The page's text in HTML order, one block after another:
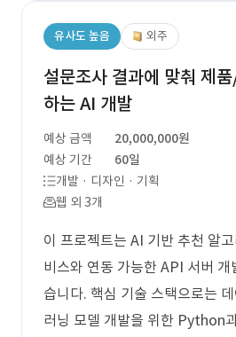
유사도 높음 외주
설문조사 결과에 맞춰 제
하는 AI 개발
예상 금액
20,000,000원
예상 기간
60일
개발 · 디자인 · 기획
웹 외 3개
이 프로젝트는 AI 기반 추천 알
비스와 연동 가능한 API 서버 개
습니다. 핵심 기술 스택으로는
러닝 모델 개발을 위한 Python